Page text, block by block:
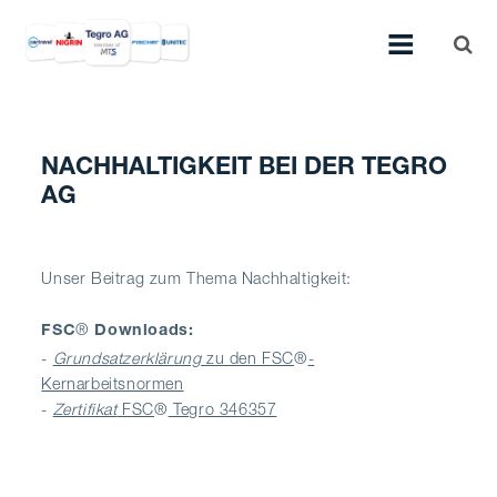
NACHHALTIGKEIT BEI DER TEGRO
AG
Unser Beitrag zum Thema Nachhaltigkeit:
FSC® Downloads:
- Grundsatzerklärungzu den FSC®-
Kernarbeitsnormen
- ZertifikatFSC® Tegro 346357